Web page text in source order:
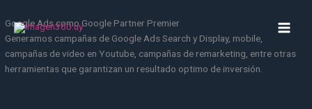
al
contenido
Google Ads como Google Partner Premier
Generamos campañas de Google Ads Search y Display, mobile,
campañas de video en Youtube, campañas de remarketing, entre otras
herramientas que garantizan un resultado optimo de inversión.